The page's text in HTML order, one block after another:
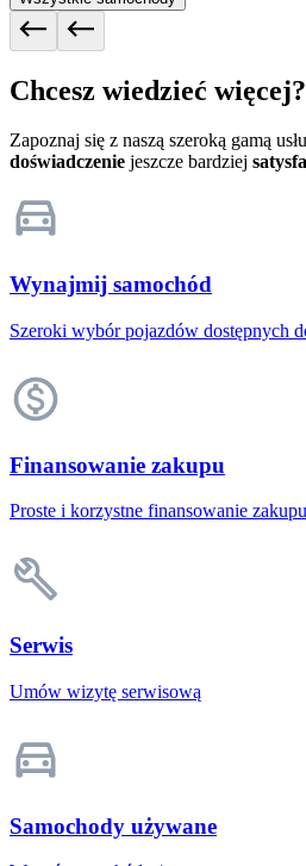
Chcesz wiedzieć więcej?
Zapoznaj się z naszą szeroką gamą
doświadczenie jeszcze bardziej
Wynajmij samochód
Szeroki wybór pojazdów dostępnych
Finansowanie zakupu
Proste i korzystne finansowanie
Serwis
Umów wizytę serwisową
Samochody używane